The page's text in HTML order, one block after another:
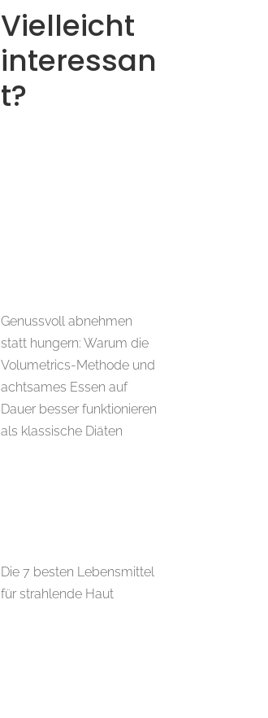
Vielleicht
interessan
t?
Genussvoll abnehmen
statt hungern: Warum die
Volumetrics-Methode und
achtsames Essen auf
Dauer besser funktionieren
als klassische Diäten
Die 7 besten Lebensmittel
für strahlende Haut